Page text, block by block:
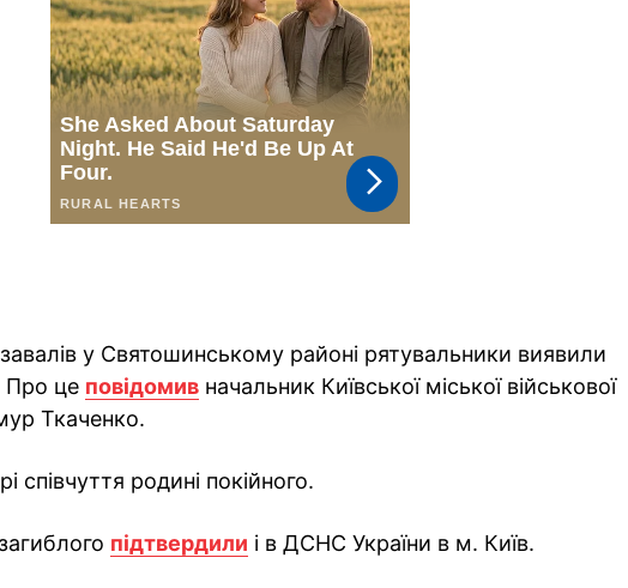
у Святошинському районі рятувальники виявили
Про це повідомив начальник Київської міської військової
Ткаченко.
співчуття родині покійного.
підтвердили і в ДСНС України в м. Київ.